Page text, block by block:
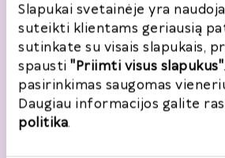
Slapukai svetainėje yra
suteikti klientams geriausią
sutinkate su visais slapukais,
spausti "Priimti visus slapukus"
pasirinkimas saugomas
Daugiau informacijos galite
politika.
El. paštas*
Noriu registruotis